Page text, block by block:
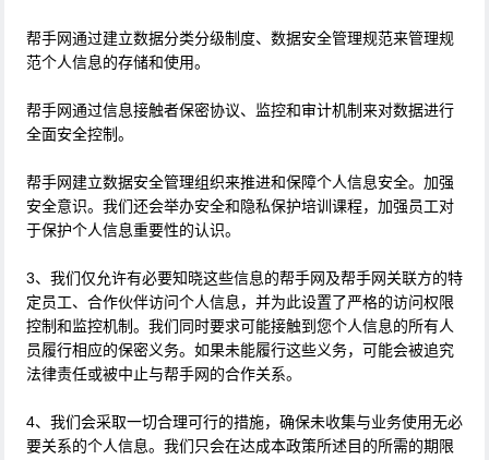
帮手网通过建立数据分类分级制度、数据安全管理规范来管理规
范个人信息的存储和使用。
帮手网通过信息接触者保密协议、监控和审计机制来对数据进行
全面安全控制。
帮手网建立数据安全管理组织来推进和保障个人信息安全。加强
安全意识。我们还会举办安全和隐私保护培训课程，加强员工对
于保护个人信息重要性的认识。
3、我们仅允许有必要知晓这些信息的帮手网及帮手网关联方的特
定员工、合作伙伴访问个人信息，并为此设置了严格的访问权限
控制和监控机制。我们同时要求可能接触到您个人信息的所有人
员履行相应的保密义务。如果未能履行这些义务，可能会被追究
法律责任或被中止与帮手网的合作关系。
4、我们会采取一切合理可行的措施，确保未收集与业务使用无必
要关系的个人信息。我们只会在达成本政策所述目的所需的期限